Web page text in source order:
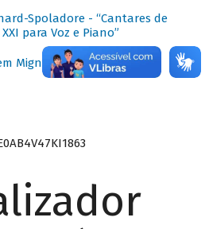
Spoladore - “Cantares de
para Voz e Piano”
Mignone